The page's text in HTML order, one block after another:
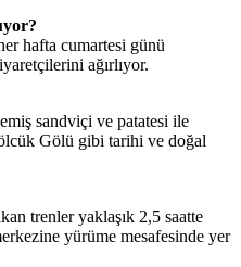
hafta cumartesi günü
ağırlıyor.
sandviçi ve patatesi ile
Gölü gibi tarihi ve doğal
trenler yaklaşık 2,5 saatte
yürüme mesafesinde yer